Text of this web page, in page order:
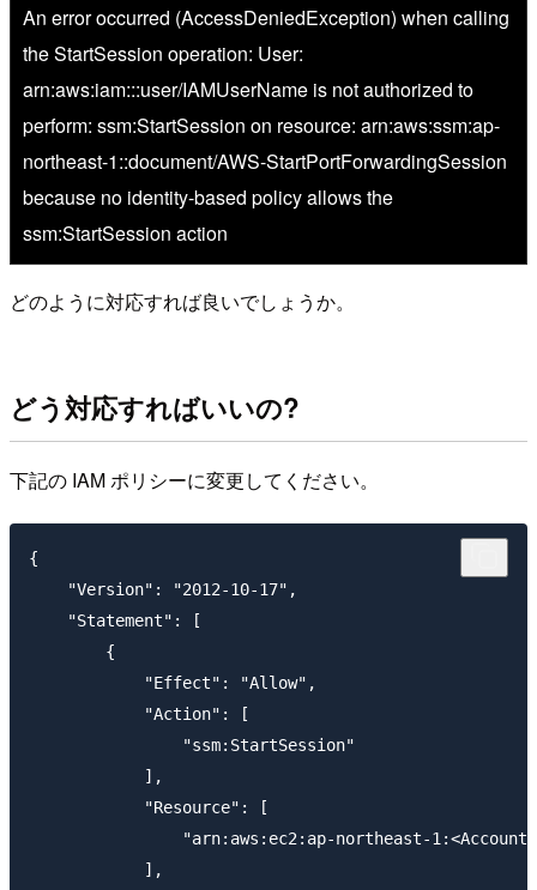
An error occurred (AccessDeniedException) when calling
the StartSession operation: User:
arn:aws:iam:::user/IAMUserName is not authorized to
perform: ssm:StartSession on resource: arn:aws:ssm:ap-
northeast-1::document/AWS-StartPortForwardingSession
because no identity-based policy allows the
ssm:StartSession action
どのように対応すれば良いでしょうか。
どう対応すればいいの?
下記の IAM ポリシーに変更してください。
{
    "Version": "2012-10-17",
    "Statement": [
        {
            "Effect": "Allow",
            "Action": [
                "ssm:StartSession"
            ],
            "Resource": [
"arn:aws:ec2:ap-northeast-
            ],